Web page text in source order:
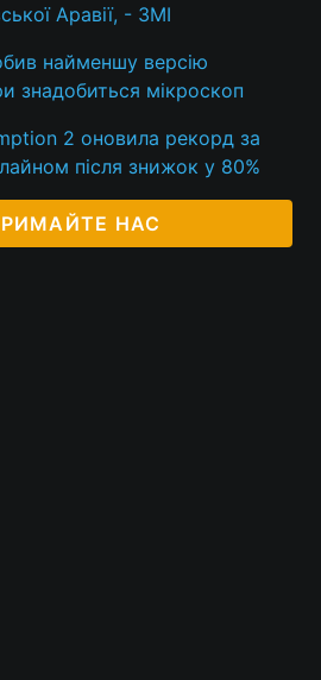
Аравії, - ЗМІ
найменшу версію
знадобиться мікроскоп
2 оновила рекорд за
після знижок у 80%
НАС